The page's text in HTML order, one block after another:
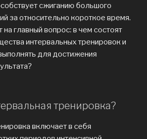
сжиганию большого
за относительно короткое время.
на главный вопрос: в чем состоят
интервальных тренировок и
для достижения
тренировка?
включает в себя